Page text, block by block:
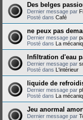
Des belges
Dernier message par
Posté dans Café
ne peux pas
Dernier message par
Posté dans La
Infiltration d'eau
Dernier message par
Posté dans L'intérieur
liquide de
Dernier message par
Posté dans La
Jeu anormal
Dernier message par